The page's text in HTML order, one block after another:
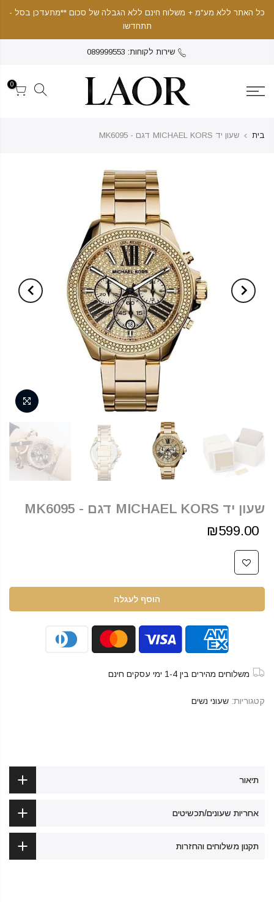
כל האתר ללא מע"מ + משלוח חינם ללא הגבלה של סכום **מתעדכן בסל -
תתחדשו
שירות לקוחות: 089999553
0
בית שעון יד MICHAEL KORS דגם - MK6095
שעון יד MICHAEL KORS דגם - MK6095
₪599.00
הוסף לעגלה
משלוחים מהירים בין 1-4 ימי עסקים חינם
קטגוריות: שעוני נשים
תיאור
אחריות שעונים/תכשיטים
תקנון משלוחים והחזרות